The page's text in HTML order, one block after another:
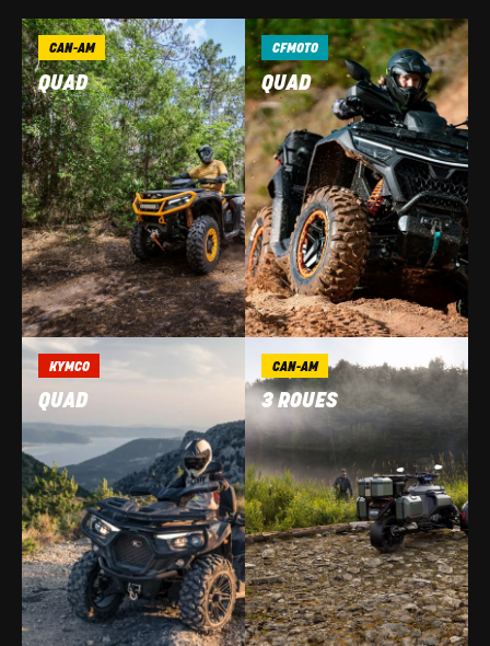
CAN-AM
QUAD
CFMOTO
QUAD
KYMCO
QUAD
CAN-AM
3 ROUES